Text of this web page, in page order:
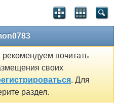
почитать
своих
. Для
раздел.